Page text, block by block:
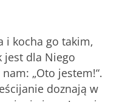
i kocha go takim,
jest dla Niego
„Oto jestem!“.
doznają w